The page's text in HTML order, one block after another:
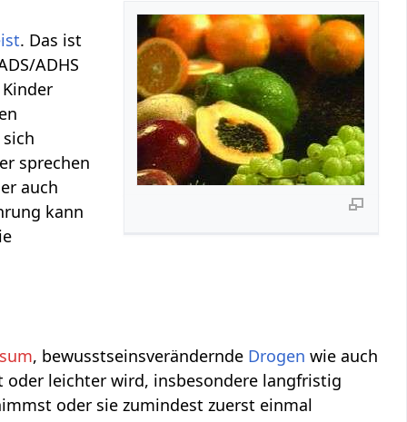
. Das ist
ADHS
sprechen
auch
kann
, bewusstseinsverändernde Drogen wie auch
oder leichter wird, insbesondere langfristig
oder sie zumindest zuerst einmal